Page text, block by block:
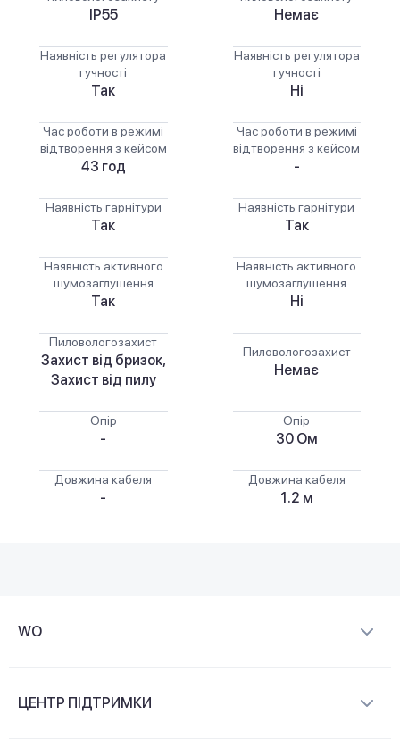
IP55
Наявність регулятора
гучності
Так
Час роботи в режимі
відтворення з кейсом
43 год
Наявність гарнітури
Так
Наявність активного
шумозаглушення
Так
Пиловологозахист
Захист від бризок,
Захист від пилу
Опір
-
Довжина кабеля
-
Немає
Наявність регулятора
гучності
Ні
Час роботи в режимі
відтворення з кейсом
-
Наявність гарнітури
Так
Наявність активного
шумозаглушення
Ні
Пиловологозахист
Немає
Опір
30 Ом
Довжина кабеля
1.2 м
WO
ЦЕНТР ПІДТРИМКИ